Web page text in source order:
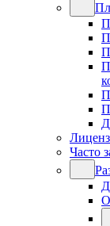
Часто